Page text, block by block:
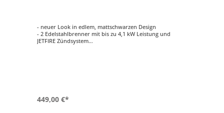
- neuer Look in edlem, mattschwarzen Design
- 2 Edelstahlbrenner mit bis zu 4,1 kW Leistung und
JETFIRE Zündsystem
449,00 €*